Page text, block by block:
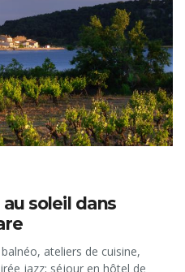
soleil dans
ateliers de cuisine,
jazz; séjour en hôtel de